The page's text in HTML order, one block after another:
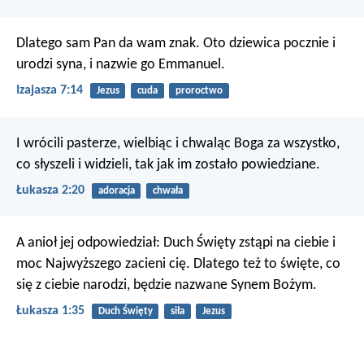
Dlatego sam Pan da wam znak. Oto dziewica pocznie i
urodzi syna, i nazwie go Emmanuel.
Izajasza 7:14 Jezus cuda proroctwo
I wrócili pasterze, wielbiąc i chwaląc Boga za wszystko,
co słyszeli i widzieli, tak jak im zostało powiedziane.
Łukasza 2:20 adoracja chwała
A anioł jej odpowiedział: Duch Święty zstąpi na ciebie i
moc Najwyższego zacieni cię. Dlatego też to święte, co
się z ciebie narodzi, będzie nazwane Synem Bożym.
Łukasza 1:35 Duch Święty siła Jezus